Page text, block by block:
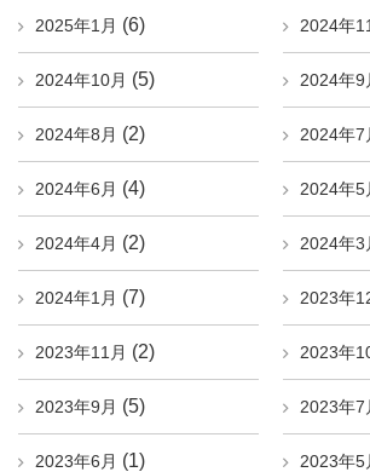
2025年1月 (6) 2024年
2024年10月 (5) 2024年9
2024年8月 (2) 2024年7
2024年6月 (4) 2024年5
2024年4月 (2) 2024年3
2024年1月 (7) 2023年
2023年11月 (2) 2023年
2023年9月 (5) 2023年7
2023年6月 (1) 2023年5